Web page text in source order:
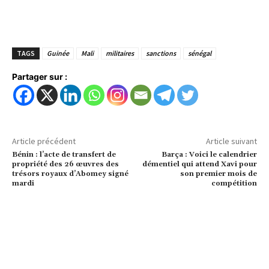
TAGS Guinée Mali militaires sanctions sénégal
Partager sur :
Article précédent
Bénin : l’acte de transfert de
propriété des 26 œuvres des
trésors royaux d’Abomey signé
mardi
Article suivant
Barça : Voici le calendrier
démentiel qui attend Xavi pour
son premier mois de
compétition